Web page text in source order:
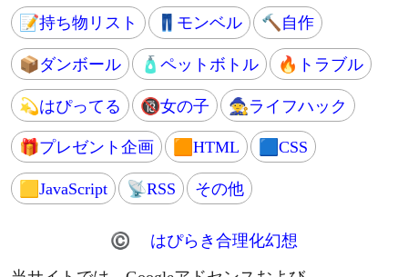
🆓ストレスfree
🔐個人情報保護
🗻富士山登山
⚠問題発見
💢本人訴訟
🌱家庭菜園
🍅プチトマト
🎯SEO
💹アドセンス
📒ブログ運営
❓はてなブログ
📊アクセス数
💻IT関連
🔆ソフトウェア